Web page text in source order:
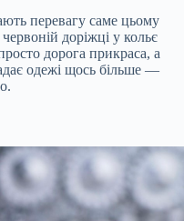
перевагу саме цьому
доріжці у кольє
дорога прикраса, а
одежі щось більше —